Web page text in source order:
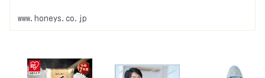
www.honeys.co.jp